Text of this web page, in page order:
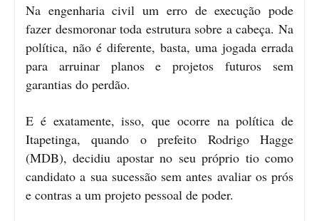
Na engenharia civil um erro de execução pode
fazer desmoronar toda estrutura sobre a cabeça. Na
política, não é diferente, basta, uma jogada errada
para arruinar planos e projetos futuros sem
garantias do perdão.
E é exatamente, isso, que ocorre na política de
Itapetinga, quando o prefeito Rodrigo Hagge
(MDB), decidiu apostar no seu próprio tio como
candidato a sua sucessão sem antes avaliar os prós
e contras a um projeto pessoal de poder.